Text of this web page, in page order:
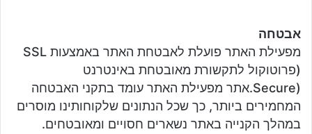
אבטחה
מפעילת האתר פועלת לאבטחת האתר באמצעות SSL
(פרוטוקול לתקשורת מאובטחת באינטרנט
(Secure.אתר מפעילת האתר עומד בתקני האבטחה
המחמירים ביותר, כך שכל הנתונים שלקוחותינו מוסרים
במהלך הקנייה באתר נשארים חסויים ומאובטחים.